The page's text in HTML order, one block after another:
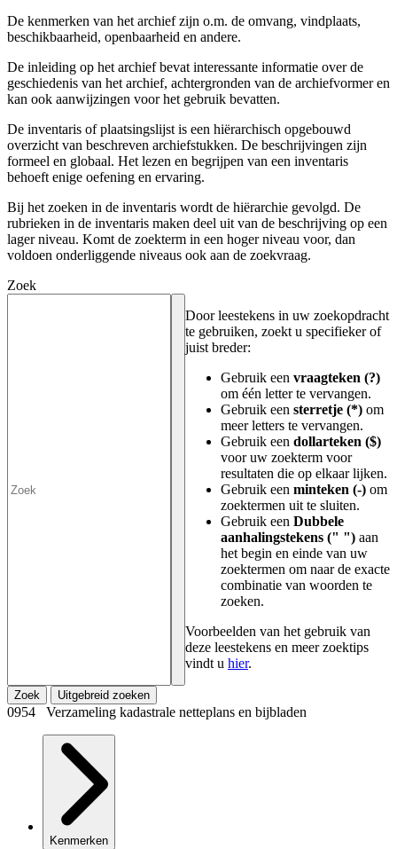
De kenmerken van het archief zijn o.m. de omvang, vindplaats,
beschikbaarheid, openbaarheid en andere.
De inleiding op het archief bevat interessante informatie over de
geschiedenis van het archief, achtergronden van de archiefvormer en
kan ook aanwijzingen voor het gebruik bevatten.
De inventaris of plaatsingslijst is een hiërarchisch opgebouwd
overzicht van beschreven archiefstukken. De beschrijvingen zijn
formeel en globaal. Het lezen en begrijpen van een inventaris
behoeft enige oefening en ervaring.
Bij het zoeken in de inventaris wordt de hiërarchie gevolgd. De
rubrieken in de inventaris maken deel uit van de beschrijving op een
lager niveau. Komt de zoekterm in een hoger niveau voor, dan
voldoen onderliggende niveaus ook aan de zoekvraag.
Zoek
Door leestekens in uw zoekopdracht
te gebruiken, zoekt u specifieker of
juist breder:
Gebruik een vraagteken (?)
om één letter te vervangen.
Gebruik een sterretje (*) om
meer letters te vervangen.
Gebruik een dollarteken ($)
voor uw zoekterm voor
resultaten die op elkaar lijken.
Gebruik een minteken (-) om
zoektermen uit te sluiten.
Gebruik een Dubbele
aanhalingstekens (" ") aan
het begin en einde van uw
zoektermen om naar de exacte
combinatie van woorden te
zoeken.
Voorbeelden van het gebruik van
deze leestekens en meer zoektips
vindt u hier.
Zoek Uitgebreid zoeken
0954 Verzameling kadastrale netteplans en bijbladen
Kenmerken